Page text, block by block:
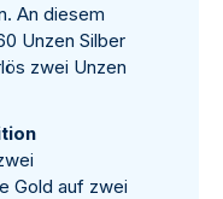
An diesem
Unzen Silber
zwei Unzen
Gold auf zwei